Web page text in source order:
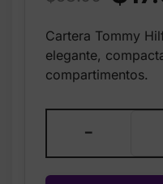
was:
Cartera Tommy
elegante,
compartimentos.
-